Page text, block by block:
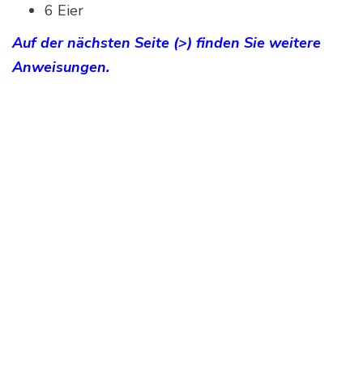
6 Eier
Auf der nächsten Seite (>) finden Sie weitere
Anweisungen.